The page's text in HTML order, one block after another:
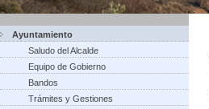
Ayuntamiento
Saludo del Alcalde
Equipo de Gobierno
Bandos
Trámites y Gestiones